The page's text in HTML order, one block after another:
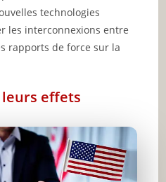
technologies
les interconnexions entre
rapports de force sur la
effets